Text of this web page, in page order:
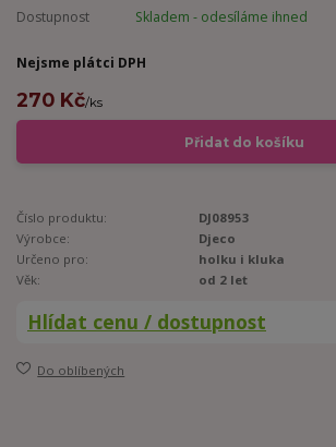
Dostupnost Skladem - odesíláme ihned
Nejsme plátci DPH
270 Kč/ks
Přidat do košíku
Číslo produktu:
DJ08953
Výrobce:
Djeco
Určeno pro:
holku i kluka
Věk:
od 2 let
Hlídat cenu / dostupnost
Do oblíbených